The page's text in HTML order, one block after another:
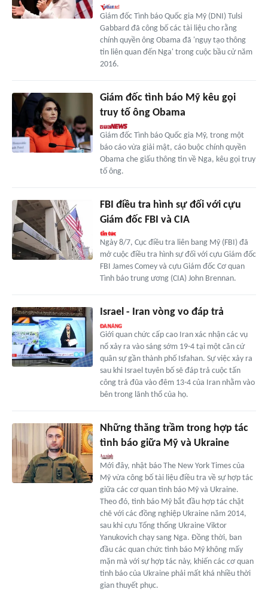
Giám đốc Tình báo Quốc gia Mỹ (DNI) Tulsi
Gabbard đã công bố các tài liệu cho rằng
chính quyền ông Obama đã 'ngụy tạo thông
tin liên quan đến Nga' trong cuộc bầu cử năm
2016.
Giám đốc tình báo Mỹ kêu gọi
truy tố ông Obama
Giám đốc Tình báo Quốc gia Mỹ, trong một
báo cáo vừa giải mật, cáo buộc chính quyền
Obama che giấu thông tin về Nga, kêu gọi truy
tố ông.
FBI điều tra hình sự đối với cựu
Giám đốc FBI và CIA
Ngày 8/7, Cục điều tra liên bang Mỹ (FBI) đã
mở cuộc điều tra hình sự đối với cựu Giám đốc
FBI James Comey và cựu Giám đốc Cơ quan
Tình báo trung ương (CIA) John Brennan.
Israel - Iran vòng vo đáp trả
Giới quan chức cấp cao Iran xác nhận các vụ
nổ xảy ra vào sáng sớm 19-4 tại một căn cứ
quân sự gần thành phố Isfahan. Sự việc xảy ra
sau khi Israel tuyên bố sẽ đáp trả cuộc tấn
công trả đũa vào đêm 13-4 của Iran nhằm vào
bên trong lãnh thổ của họ.
Những thăng trầm trong hợp tác
tình báo giữa Mỹ và Ukraine
Mới đây, nhật báo The New York Times của
Mỹ vừa công bố tài liệu điều tra về sự hợp tác
giữa các cơ quan tình báo Mỹ và Ukraine.
Theo đó, tình báo Mỹ bắt đầu hợp tác chặt
chẽ với các đồng nghiệp Ukraine năm 2014,
sau khi cựu Tổng thống Ukraine Viktor
Yanukovich chạy sang Nga. Đồng thời, ban
đầu các quan chức tình báo Mỹ không mấy
mặn mà với sự hợp tác này, khiến các cơ quan
tình báo của Ukraine phải mất khá nhiều thời
gian thuyết phục.